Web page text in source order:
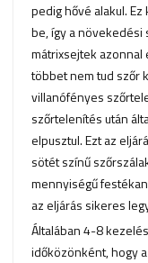
pedig hővé alakul.
be, így a növekedési
mátrixsejtek azonnal
többet nem tud szőr
villanófényes
szőrtelenítés után
elpusztul. Ezt az
sötét színű
mennyiségű
az eljárás sikeres
Általában 4-8
időközönként, hogy